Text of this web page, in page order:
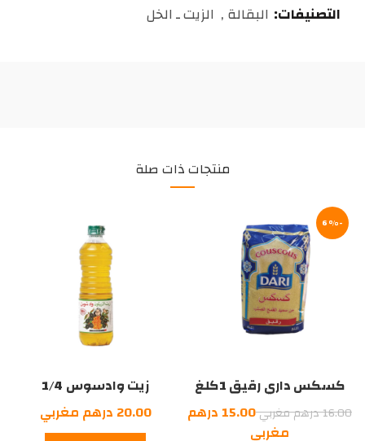
التصنيفات: البقالة, الزيت ـ الخل
منتجات ذات صلة
-6%
كسكس داري رقيق 1كلغ
16.00درهم مغربيالسعر
الأصلي
15.00 درهم
مغربي
زيت وادسوس 1/4
20.00 درهم مغربي